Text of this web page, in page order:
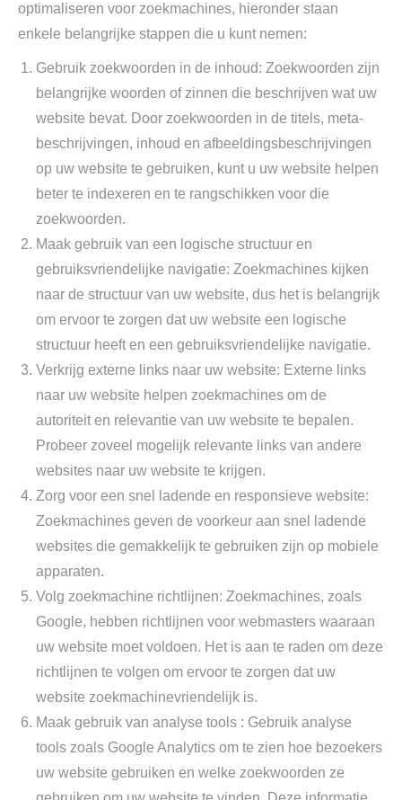
optimaliseren voor zoekmachines, hieronder staan
enkele belangrijke stappen die u kunt nemen:
Gebruik zoekwoorden in de inhoud: Zoekwoorden zijn
belangrijke woorden of zinnen die beschrijven wat uw
website bevat. Door zoekwoorden in de titels, meta-
beschrijvingen, inhoud en afbeeldingsbeschrijvingen
op uw website te gebruiken, kunt u uw website helpen
beter te indexeren en te rangschikken voor die
zoekwoorden.
Maak gebruik van een logische structuur en
gebruiksvriendelijke navigatie: Zoekmachines kijken
naar de structuur van uw website, dus het is belangrijk
om ervoor te zorgen dat uw website een logische
structuur heeft en een gebruiksvriendelijke navigatie.
Verkrijg externe links naar uw website: Externe links
naar uw website helpen zoekmachines om de
autoriteit en relevantie van uw website te bepalen.
Probeer zoveel mogelijk relevante links van andere
websites naar uw website te krijgen.
Zorg voor een snel ladende en responsieve website:
Zoekmachines geven de voorkeur aan snel ladende
websites die gemakkelijk te gebruiken zijn op mobiele
apparaten.
Volg zoekmachine richtlijnen: Zoekmachines, zoals
Google, hebben richtlijnen voor webmasters waaraan
uw website moet voldoen. Het is aan te raden om deze
richtlijnen te volgen om ervoor te zorgen dat uw
website zoekmachinevriendelijk is.
Maak gebruik van analyse tools : Gebruik analyse
tools zoals Google Analytics om te zien hoe bezoekers
uw website gebruiken en welke zoekwoorden ze